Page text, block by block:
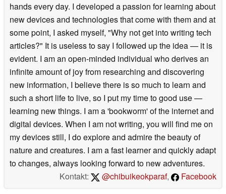
hands every day. I developed a passion for learning about
new devices and technologies that come with them and at
some point, I asked myself, "Why not get into writing tech
articles?" It is useless to say I followed up the idea — it is
evident. I am an open-minded individual who derives an
infinite amount of joy from researching and discovering
new information, I believe there is so much to learn and
such a short life to live, so I put my time to good use —
learning new things. I am a 'bookworm' of the internet and
digital devices. When I am not writing, you will find me on
my devices still, I do explore and admire the beauty of
nature and creatures. I am a fast learner and quickly adapt
to changes, always looking forward to new adventures.
Kontakt:
@chibuikeokparaf, Facebook